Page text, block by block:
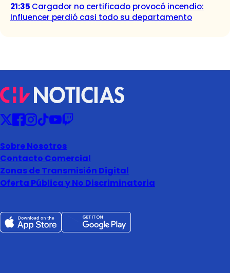
21:35 Cargador no certificado provocó incendio:
Influencer perdió casi todo su departamento
Sobre Nosotros
Contacto Comercial
Zonas de Transmisión Digital
Oferta Pública y No Discriminatoria